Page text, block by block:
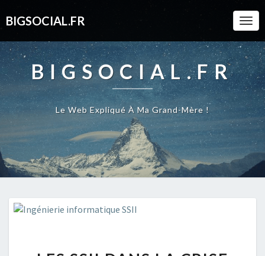
BIGSOCIAL.FR
BIGSOCIAL.FR
Le Web Expliqué À Ma Grand-Mère !